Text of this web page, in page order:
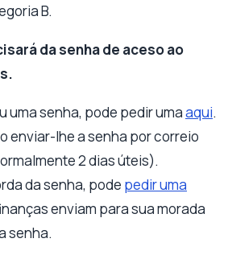
B.
da senha de aceso ao
uma senha, pode pedir umaaqui.
enviar-lhe a senha por correio
2 dias úteis).
da senha, pode pedir uma
enviam para sua morada
senha.